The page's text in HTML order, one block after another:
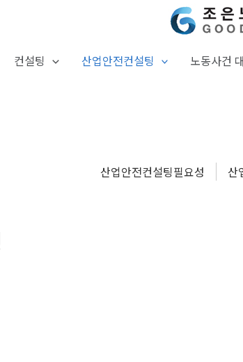
컨설팅 산업안전컨설팅 노동사건
산업안전컨설팅필요성 산